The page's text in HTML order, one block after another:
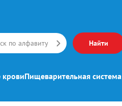
по алфавиту Найти
кровиПищеварительная система